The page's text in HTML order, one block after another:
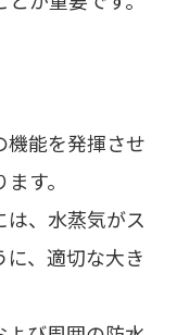
機能を発揮させ
す。
は、水蒸気がス
、適切な大き